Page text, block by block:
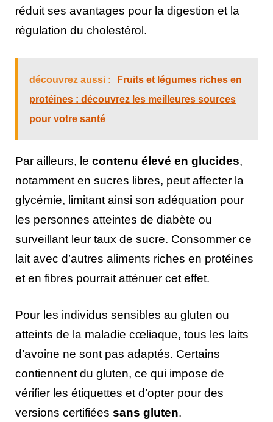
réduit ses avantages pour la digestion et la
régulation du cholestérol.
découvrez aussi :
Fruits et légumes riches en
protéines : découvrez les meilleures sources
pour votre santé
Par ailleurs, le contenu élevé en glucides,
notamment en sucres libres, peut affecter la
glycémie, limitant ainsi son adéquation pour
les personnes atteintes de diabète ou
surveillant leur taux de sucre. Consommer ce
lait avec d’autres aliments riches en protéines
et en fibres pourrait atténuer cet effet.
Pour les individus sensibles au gluten ou
atteints de la maladie cœliaque, tous les laits
d’avoine ne sont pas adaptés. Certains
contiennent du gluten, ce qui impose de
vérifier les étiquettes et d’opter pour des
versions certifiées sans gluten.